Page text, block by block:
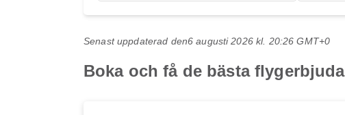
Senast uppdaterad den6 augusti 2026 kl. 20:26 GMT+0
Boka och få de bästa